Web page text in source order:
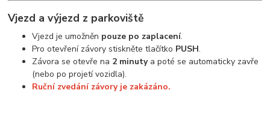
Vjezd a výjezd z parkoviště
Vjezd je umožněn pouze po zaplacení.
Pro otevření závory stiskněte tlačítko PUSH.
Závora se otevře na 2 minutya poté se automaticky zavře
(nebo po projetí vozidla).
Ruční zvedání závory je zakázáno.